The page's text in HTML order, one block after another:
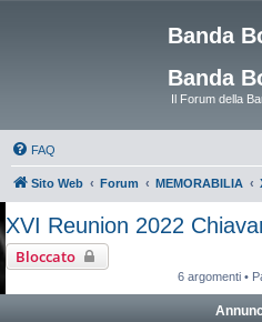
Banda
Banda
Il Forum della
FAQ
Sito Web Forum MEMORABILIA
XVI Reunion 2022
Bloccato
6 argomenti •